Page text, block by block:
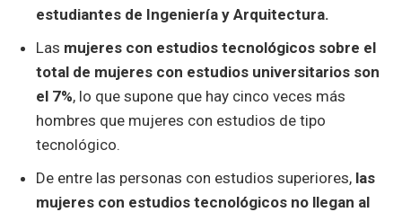
estudiantes de Ingeniería y Arquitectura.
Las mujeres con estudios tecnológicos sobre el
total de mujeres con estudios universitarios son
el 7%, lo que supone que hay cinco veces más
hombres que mujeres con estudios de tipo
tecnológico.
De entre las personas con estudios superiores, las
mujeres con estudios tecnológicos no llegan al